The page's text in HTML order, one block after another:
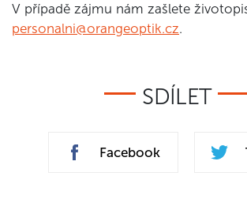
V případě zájmu nám zašlete
personalni@orangeoptik.cz.
SDÍLET
Facebook